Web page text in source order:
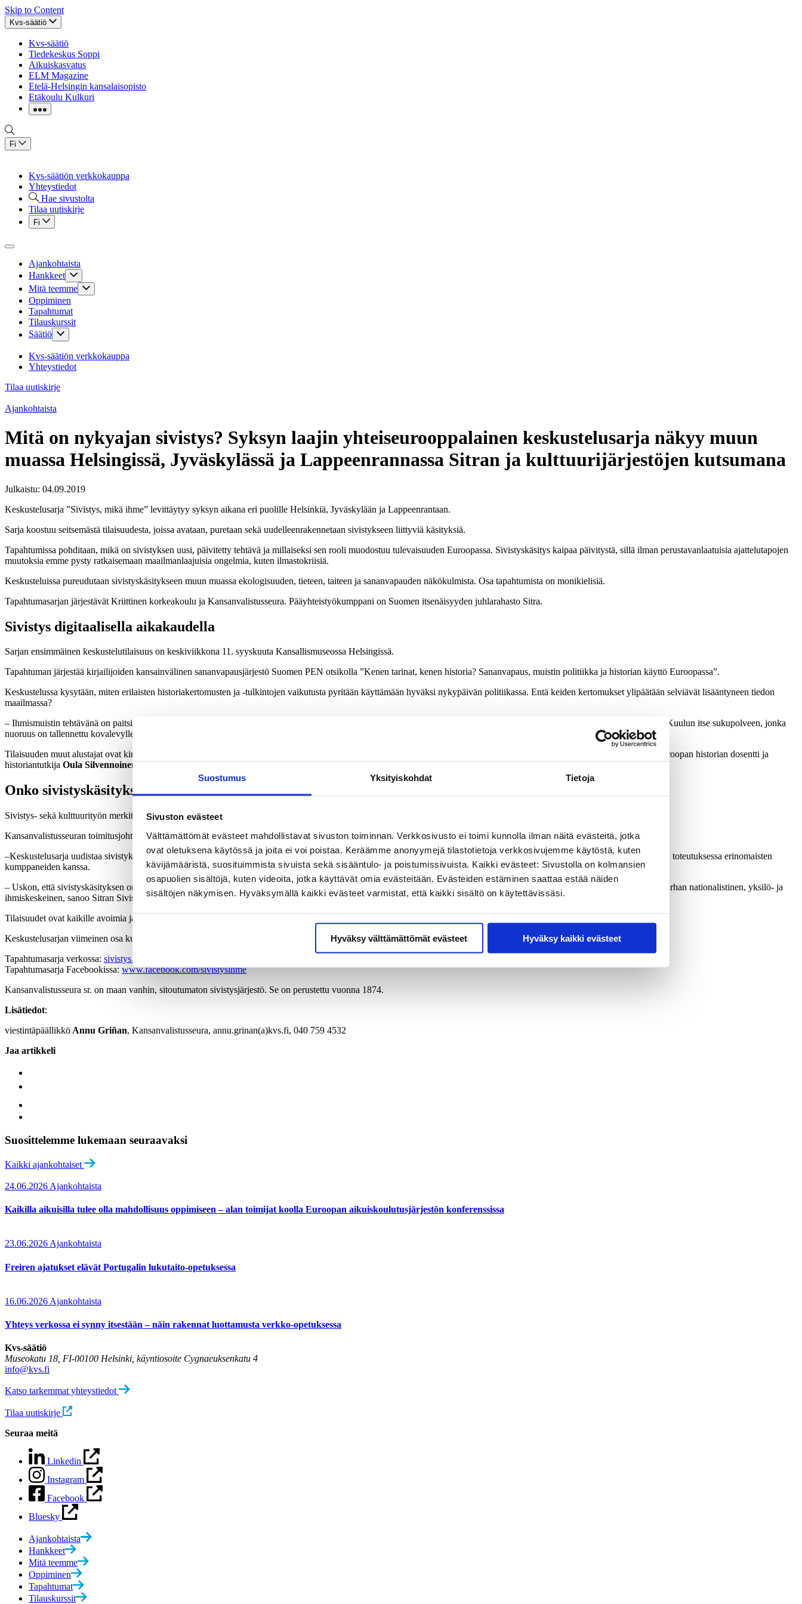
Suostumus Yksityiskohdat Tietoja
Sivuston evästeet
Välttämättömät evästeet mahdollistavat sivuston toiminnan. Verkkosivusto ei toimi kunnolla ilman näitä evästeitä, jotka
ovat oletuksena käytössä ja joita ei voi poistaa. Keräämme anonyymejä tilastotietoja verkkosivujemme käytöstä, kuten
kävijämääristä, suosituimmista sivuista sekä sisääntulo- ja poistumissivuista. Kaikki evästeet: Sivustolla on kolmansien
osapuolien sisältöjä, kuten videoita, jotka käyttävät omia evästeitään. Evästeiden estäminen saattaa estää näiden
sisältöjen näkymisen. Hyväksymällä kaikki evästeet varmistat, että kaikki sisältö on käytettävissäsi.
Hyväksy välttämättömät evästeet Hyväksy kaikki evästeet
Skip to Content
Kvs-säätiö
Kvs-säätiö
Tiedekeskus Soppi
Aikuiskasvatus
ELM Magazine
Etelä-Helsingin kansalaisopisto
Etäkoulu Kulkuri
Fi
Kvs-säätiön verkkokauppa
Yhteystiedot
Hae sivustolta
Tilaa uutiskirje
Fi
Ajankohtaista
Hankkeet
Mitä teemme
Oppiminen
Tapahtumat
Tilauskurssit
Säätiö
Kvs-säätiön verkkokauppa
Yhteystiedot
Tilaa uutiskirje
Ajankohtaista
Mitä on nykyajan sivistys? Syksyn laajin yhteiseurooppalainen keskustelusarja näkyy muun
muassa Helsingissä, Jyväskylässä ja Lappeenrannassa Sitran ja kulttuurijärjestöjen kutsumana
Julkaistu: 04.09.2019
Keskustelusarja ”Sivistys, mikä ihme” levittäytyy syksyn aikana eri puolille Helsinkiä, Jyväskylään ja Lappeenrantaan.
Sarja koostuu seitsemästä tilaisuudesta, joissa avataan, puretaan sekä uudelleenrakennetaan sivistykseen liittyviä käsityksiä.
Tapahtumissa pohditaan, mikä on sivistyksen uusi, päivitetty tehtävä ja millaiseksi sen rooli muodostuu tulevaisuuden Euroopassa. Sivistyskäsitys kaipaa päivitystä, sillä ilman perustavanlaatuisia ajattelutapojen
muutoksia emme pysty ratkaisemaan maailmanlaajuisia ongelmia, kuten ilmastokriisiä.
Keskusteluissa pureudutaan sivistyskäsitykseen muun muassa ekologisuuden, tieteen, taiteen ja sananvapauden näkökulmista. Osa tapahtumista on monikielisiä.
Tapahtumasarjan järjestävät Kriittinen korkeakoulu ja Kansanvalistusseura. Pääyhteistyökumppani on Suomen itsenäisyyden juhlarahasto Sitra.
Sivistys digitaalisella aikakaudella
Sarjan ensimmäinen keskustelutilaisuus on keskiviikkona 11. syyskuuta Kansallismuseossa Helsingissä.
Tapahtuman järjestää kirjailijoiden kansainvälinen sananvapausjärjestö Suomen PEN otsikolla ”Kenen tarinat, kenen historia? Sananvapaus, muistin politiikka ja historian käyttö Euroopassa”.
Keskustelussa kysytään, miten erilaisten historiakertomusten ja -tulkintojen vaikutusta pyritään käyttämään hyväksi nykypäivän politiikassa. Entä keiden kertomukset ylipäätään selviävät lisääntyneen tiedon
maailmassa?
– Ihmismuistin tehtävänä on paitsi muistaa, myös rakentaa identiteettiä. Siksi meidän pitää miettiä, mitä digitaalisella aikakaudella oikeastaan haluamme muistaa ja mitä unohtaa. Kuulun itse sukupolveen, jonka
nuoruus on tallennettu kovalevylle, sanoo tapahtumassa puhuva kirjailija-kuvittaja ja palkittu koodaus-lähettiläs
Tilaisuuden muut alustajat ovat kirjailija, toimittaja ja valtiotieteen maisteri
sekö filosofian tohtori, Helsingin yliopiston Euroopan historian dosentti ja
historiantutkija Oula Silvennoinen
Onko sivistyskäsityksemme liian nationalistinen?
Sivistys- sekä kulttuurityön merkitys yhteiskuntamme rakentajana on kiistaton.
Kansanvalistusseuran toimitusjohtaja Lauri Tuomisanoo, että aikamme peräänkuuluttaa sivistystä Euroopassa.
–Keskustelusarja uudistaa sivistyksen kuuluvaksi meidän jokaisen arkeen, jotta voisimme pitää huolta ympäristöstä ja toisistamme. Innolla olemme mukana tässä keskustelusarjan toteutuksessa erinomaisten
kumppaneiden kanssa.
– Uskon, että sivistyskäsityksen on muututtava ajan mukana. Vanhaa sivistyskäsitystä ei tarvitse hylätä, mutta on mietittävä, onko se riittävä nykyisessä maailmassa vai onko se turhan nationalistinen, yksilö- ja
ihmiskeskeinen, sanoo Sitran Sivistyksen uudet tehtävät -projektia valmisteleva johtava asiantuntijaVesa-Matti Lahti.
Tilaisuudet ovat kaikille avoimia ja maksuttomia, ja niissä hyödynnetään Erätauko-dialogimenetelmää.
Keskustelusarjan viimeinen osa kuullaan joulukuussa 2019.
Tapahtumasarja verkossa: sivistys.fi
Tapahtumasarja Facebookissa: www.facebook.com/sivistysihme
Kansanvalistusseura sr. on maan vanhin, sitoutumaton sivistysjärjestö. Se on perustettu vuonna 1874.
Lisätiedot:
viestintäpäällikkö Annu Griñan, Kansanvalistusseura, annu.grinan(a)kvs.fi, 040 759 4532
Jaa artikkeli
Suosittelemme lukemaan seuraavaksi
Kaikki ajankohtaiset
24.06.2026 Ajankohtaista
Kaikilla aikuisilla tulee olla mahdollisuus oppimiseen – alan toimijat koolla Euroopan aikuiskoulutusjärjestön konferenssissa
23.06.2026 Ajankohtaista
Freiren ajatukset elävät Portugalin lukutaito-opetuksessa
16.06.2026 Ajankohtaista
Yhteys verkossa ei synny itsestään – näin rakennat luottamusta verkko-opetuksessa
Kvs-säätiö
Museokatu 18, FI-00100 Helsinki, käyntiosoite Cygnaeuksenkatu 4
info@kvs.fi
Katso tarkemmat yhteystiedot
Tilaa uutiskirje
Seuraa meitä
Linkedin
Instagram
Facebook
Bluesky
Ajankohtaista
Hankkeet
Mitä teemme
Oppiminen
Tapahtumat
Tilauskurssit